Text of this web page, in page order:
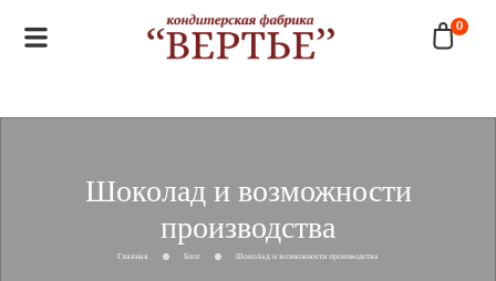
0
Шоколад и возможности
производства
Главная Блог Шоколад и возможности производства